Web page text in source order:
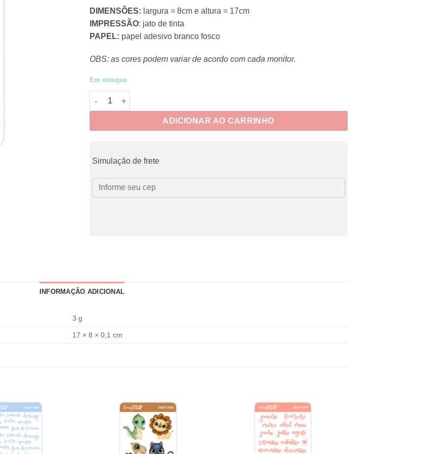
DIMENSÕES: largura = 8cm e altura = 17cm
IMPRESSÃO: jato de tinta
PAPEL: papel adesivo branco fosco
OBS: as cores podem variar de acordo com cada monitor.
Em estoque
DECO003 - Adesivos Bichinhos Tropicais quantidade
ADICIONAR AO CARRINHO
Simulação de frete
INFORMAÇÃO ADICIONAL
3 g
17 × 8 × 0,1 cm